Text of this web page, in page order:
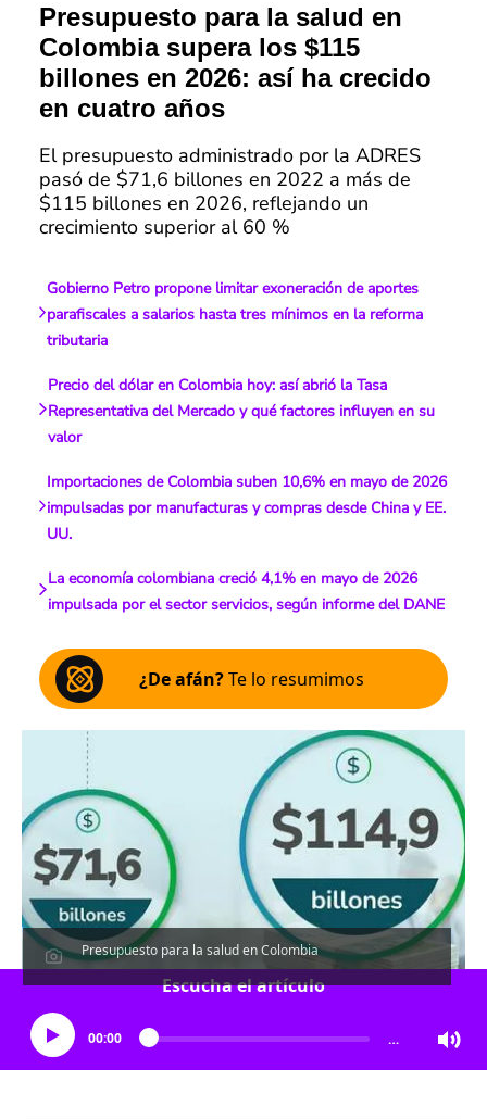
Presupuesto para la salud en
Colombia supera los $115
billones en 2026: así ha crecido
en cuatro años
El presupuesto administrado por la ADRES
pasó de $71,6 billones en 2022 a más de
$115 billones en 2026, reflejando un
crecimiento superior al 60 %
Gobierno Petro propone limitar exoneración de aportes
parafiscales a salarios hasta tres mínimos en la reforma
tributaria
Precio del dólar en Colombia hoy: así abrió la Tasa
Representativa del Mercado y qué factores influyen en su
valor
Importaciones de Colombia suben 10,6% en mayo de 2026
impulsadas por manufacturas y compras desde China y EE.
UU.
La economía colombiana creció 4,1% en mayo de 2026
impulsada por el sector servicios, según informe del DANE
¿De afán?Te lo resumimos
Presupuesto para la salud en Colombia
Escucha el artículo
00:00 …